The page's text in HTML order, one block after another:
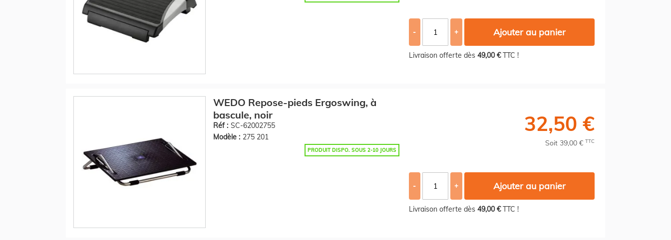
- + Ajouter au panier
Livraison offerte dès 49,00 €TTC !
WEDO Repose-pieds Ergoswing, à
bascule, noir
Réf : SC-62002755
Modèle : 275 201
PRODUIT DISPO. SOUS 2-10 JOURS
32,50 €
Soit 39,00 € TTC
- + Ajouter au panier
Livraison offerte dès 49,00 €TTC !